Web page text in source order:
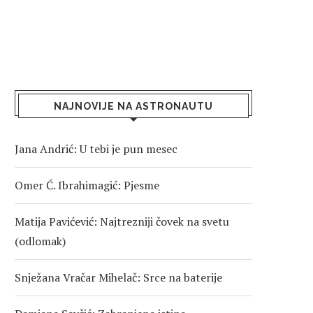
NAJNOVIJE NA ASTRONAUTU
Jana Andrić: U tebi je pun mesec
Omer Ć. Ibrahimagić: Pjesme
Matija Pavićević: Najtrezniji čovek na svetu
(odlomak)
Snježana Vračar Mihelač: Srce na baterije